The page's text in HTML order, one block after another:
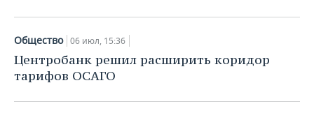
Общество 06 июл, 15:36
Центробанк решил расширить коридор
тарифов ОСАГО